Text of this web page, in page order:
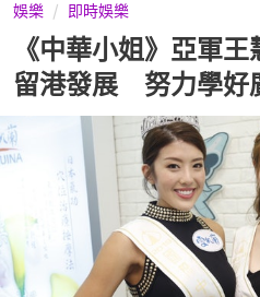
娛樂 即時娛樂
《中華小姐》亞軍
留港發展 努力學好